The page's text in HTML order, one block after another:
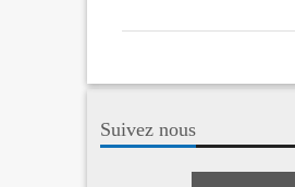
Suivez nous